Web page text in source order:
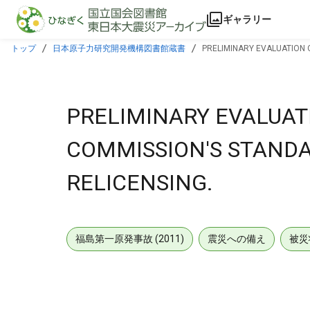
本文に飛ぶ
ギャラリー
トップ 日本原子力研究開発機構図書館蔵書 PRELIMINARY EVALUATION
PRELIMINARY
COMMISSION'S
RELICENSING.
福島第一原発事故 (2011) 震災への備え 被災